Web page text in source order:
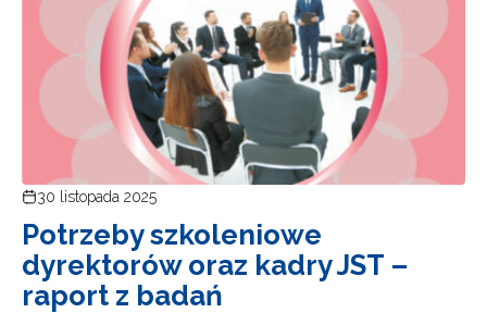
30 listopada 2025
Potrzeby szkoleniowe
dyrektorów oraz kadry JST –
raport z badań